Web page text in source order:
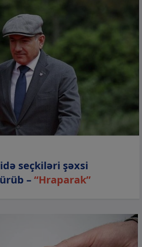
seçkiləri şəxsi
–“Hraparak”